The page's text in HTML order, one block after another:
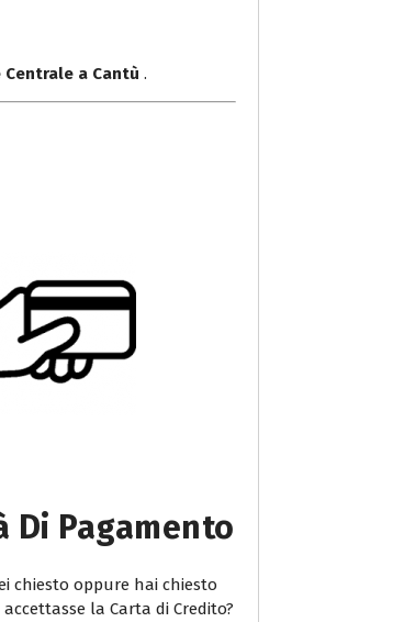
a Cantù .
Di Pagamento
chiesto oppure hai chiesto
accettasse la Carta di Credito?